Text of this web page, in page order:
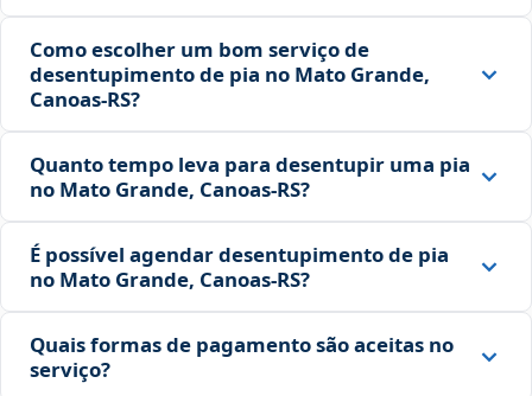
Como escolher um bom serviço de
desentupimento de pia no Mato Grande,
Canoas‑RS?
Quanto tempo leva para desentupir uma pia
no Mato Grande, Canoas‑RS?
É possível agendar desentupimento de pia
no Mato Grande, Canoas‑RS?
Quais formas de pagamento são aceitas no
serviço?